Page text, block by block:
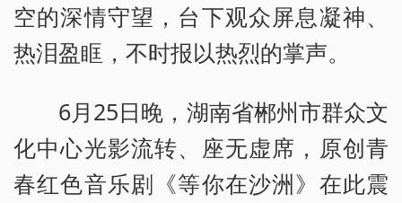
空的深情守望，台下观众屏息凝神、
热泪盈眶，不时报以热烈的掌声。
6月25日晚，湖南省郴州市群众文
化中心光影流转、座无虚席，原创青
春红色音乐剧《等你在沙洲》在此震